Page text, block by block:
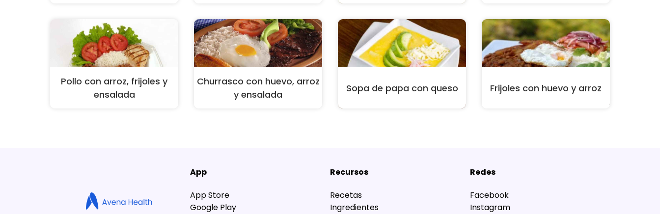
Pollo con arroz, frijoles y
ensalada
Churrasco con huevo, arroz
y ensalada
Sopa de papa con queso Frijoles con huevo y arroz
App
App Store
Google Play
Recursos
Recetas
Ingredientes
Redes
Facebook
Instagram